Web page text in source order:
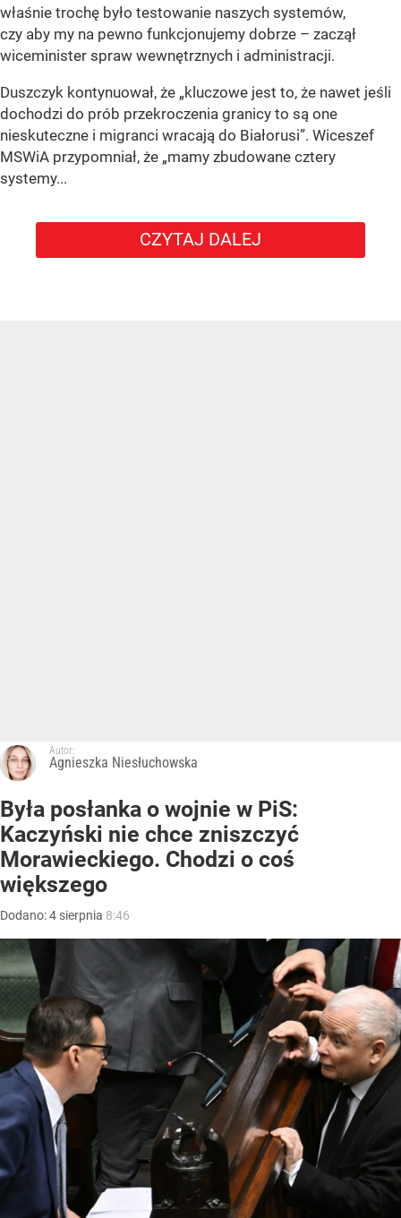
właśnie trochę było testowanie naszych systemów,
czy aby my na pewno funkcjonujemy dobrze – zaczął
wiceminister spraw wewnętrznych i administracji.
Duszczyk kontynuował, że „kluczowe jest to, że nawet jeśli
dochodzi do prób przekroczenia granicy to są one
nieskuteczne i migranci wracają do Białorusi”. Wiceszef
MSWiA przypomniał, że „mamy zbudowane cztery
systemy...
CZYTAJ DALEJ
Autor:
Agnieszka Niesłuchowska
Była posłanka o wojnie w PiS:
Kaczyński nie chce zniszczyć
Morawieckiego. Chodzi o coś
większego
Dodano:4 sierpnia 8:46